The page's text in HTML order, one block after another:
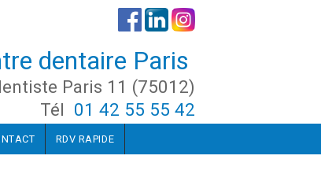
dentaire Paris
Paris 11 (75012)
Tél 01 42 55 55 42
RDV RAPIDE